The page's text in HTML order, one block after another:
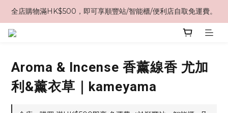
全店購物滿HK$500，即可享順豐站/智能櫃/便利店自取免運費。
Aroma & Incense 香薰線香 尤加
利&薰衣草｜kameyama